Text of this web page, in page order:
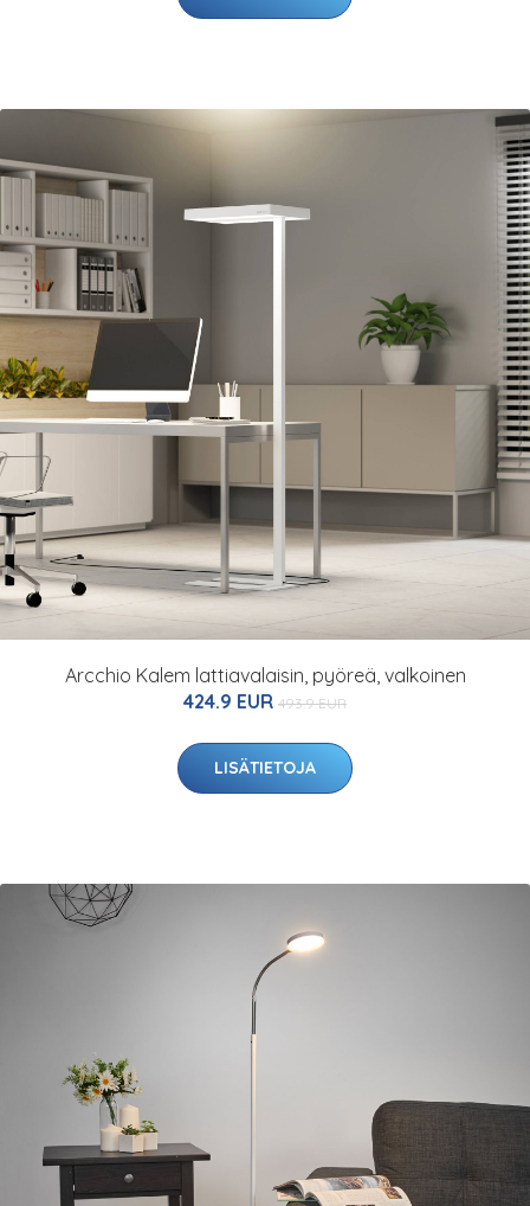
Arcchio Kalem lattiavalaisin, pyöreä, valkoinen
424.9 EUR 493.9 EUR
LISÄTIETOJA